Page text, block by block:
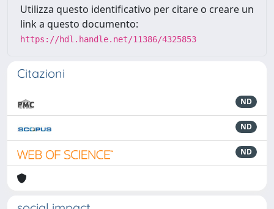
Utilizza questo identificativo per citare o creare un
link a questo documento:
https://hdl.handle.net/11386/4325853
Citazioni
ND
ND
ND